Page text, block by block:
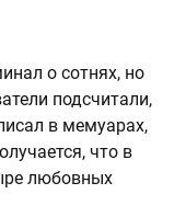
о сотнях, но
подсчитали,
в мемуарах,
что в
любовных